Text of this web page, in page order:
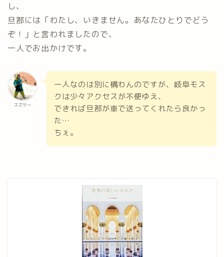
し、
旦那には「わたし、いきません。あなたひとりでどう
ぞ！」と言われましたので、
一人でお出かけです。
スズケー
一人なのは別に構わんのですが、岐阜モス
クは少々アクセスが不便ゆえ、
できれば旦那が車で送ってくれたら良かっ
た…
ちぇ。